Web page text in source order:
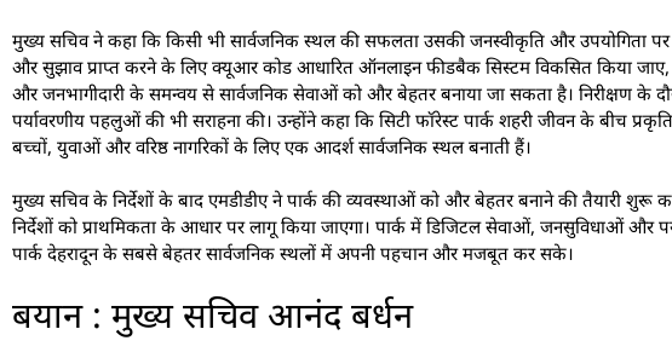
मुख्य सचिव ने कहा कि किसी भी सार्वजनिक स्थल की सफलता उसकी जनस्वीकृति और उपयोगिता पर
और सुझाव प्राप्त करने के लिए क्यूआर कोड आधारित ऑनलाइन फीडबैक सिस्टम विकसित किया जाए,
और जनभागीदारी के समन्वय से सार्वजनिक सेवाओं को और बेहतर बनाया जा सकता है। निरीक्षण के
पर्यावरणीय पहलुओं की भी सराहना की। उन्होंने कहा कि सिटी फॉरेस्ट पार्क शहरी जीवन के बीच
बच्चों, युवाओं और वरिष्ठ नागरिकों के लिए एक आदर्श सार्वजनिक स्थल बनाती हैं।
मुख्य सचिव के निर्देशों के बाद एमडीडीए ने पार्क की व्यवस्थाओं को और बेहतर बनाने की तैयारी शुरू कर
निर्देशों को प्राथमिकता के आधार पर लागू किया जाएगा। पार्क में डिजिटल सेवाओं, जनसुविधाओं
पार्क देहरादून के सबसे बेहतर सार्वजनिक स्थलों में अपनी पहचान और मजबूत कर सके।
बयान : मुख्य सचिव आनंद बर्धन